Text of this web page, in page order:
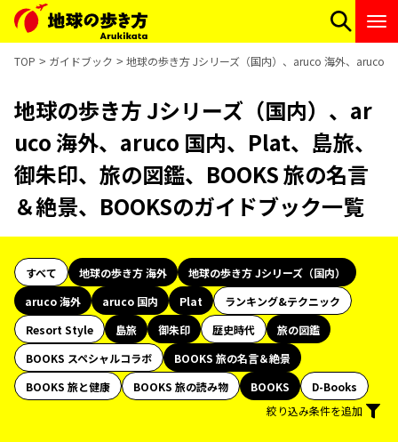
TOP ガイドブック 地球の歩き方 Jシリーズ（国内）、aruco 海外、aruco
地球の歩き方 Jシリーズ（国内）、ar
uco 海外、aruco 国内、Plat、島旅、
御朱印、旅の図鑑、BOOKS 旅の名言
＆絶景、BOOKSのガイドブック一覧
すべて 地球の歩き方 海外
地球の歩き方 Jシリーズ（国内）
aruco 海外
aruco 国内 Plat
ランキング&テクニック
Resort Style
島旅 御朱印 歴史時代
旅の図鑑
BOOKS スペシャルコラボ
BOOKS 旅の名言＆絶景
BOOKS 旅と健康
BOOKS 旅の読み物 BOOKS
D-Books
絞り込み条件を追加